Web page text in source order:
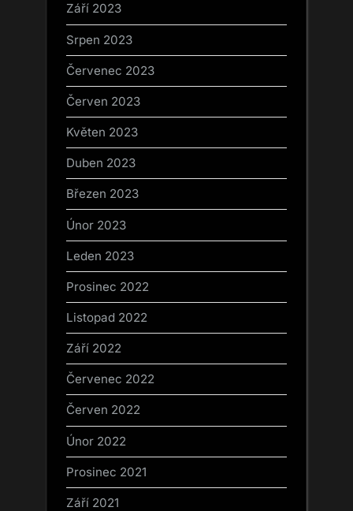
Září 2023
Srpen 2023
Červenec 2023
Červen 2023
Květen 2023
Duben 2023
Březen 2023
Únor 2023
Leden 2023
Prosinec 2022
Listopad 2022
Září 2022
Červenec 2022
Červen 2022
Únor 2022
Prosinec 2021
Září 2021